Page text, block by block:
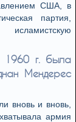
США, в
партия,
1960 г. была
Мендерес
вновь и вновь,
армия